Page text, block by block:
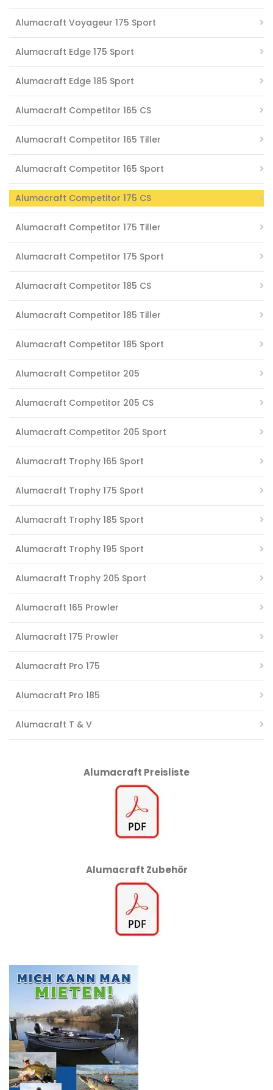
Alumacraft Voyageur 175 Sport
Alumacraft Edge 175 Sport
Alumacraft Edge 185 Sport
Alumacraft Competitor 165 CS
Alumacraft Competitor 165 Tiller
Alumacraft Competitor 165 Sport
Alumacraft Competitor 175 CS
Alumacraft Competitor 175 Tiller
Alumacraft Competitor 175 Sport
Alumacraft Competitor 185 CS
Alumacraft Competitor 185 Tiller
Alumacraft Competitor 185 Sport
Alumacraft Competitor 205
Alumacraft Competitor 205 CS
Alumacraft Competitor 205 Sport
Alumacraft Trophy 165 Sport
Alumacraft Trophy 175 Sport
Alumacraft Trophy 185 Sport
Alumacraft Trophy 195 Sport
Alumacraft Trophy 205 Sport
Alumacraft 165 Prowler
Alumacraft 175 Prowler
Alumacraft Pro 175
Alumacraft Pro 185
Alumacraft T & V
Alumacraft Preisliste
Alumacraft Zubehör